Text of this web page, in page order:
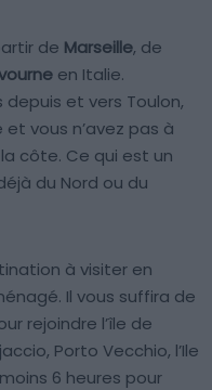
de Marseille, de
en Italie.
et vers Toulon,
vous n’avez pas à
côte. Ce qui est un
du Nord ou du
à visiter en
Il vous suffira de
rejoindre l’île de
Porto Vecchio, l’Ile
6 heures pour